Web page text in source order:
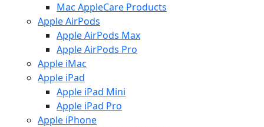
Mac AppleCare Products
Apple AirPods
Apple AirPods Max
Apple AirPods Pro
Apple iMac
Apple iPad
Apple iPad Mini
Apple iPad Pro
Apple iPhone